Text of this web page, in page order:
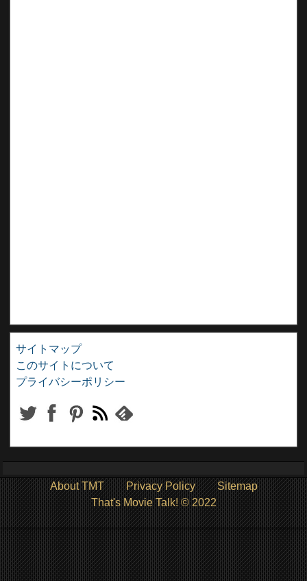
サイトマップ
このサイトについて
プライバシーポリシー
About TMT Privacy Policy
Sitemap
That's Movie Talk! © 2022